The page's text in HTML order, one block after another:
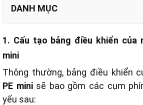
DANH MỤC
1. Cấu tạo bảng điều khiển của
mini
Thông thường, bảng điều khiển
PE minisẽ bao gồm các cụm
yếu sau: